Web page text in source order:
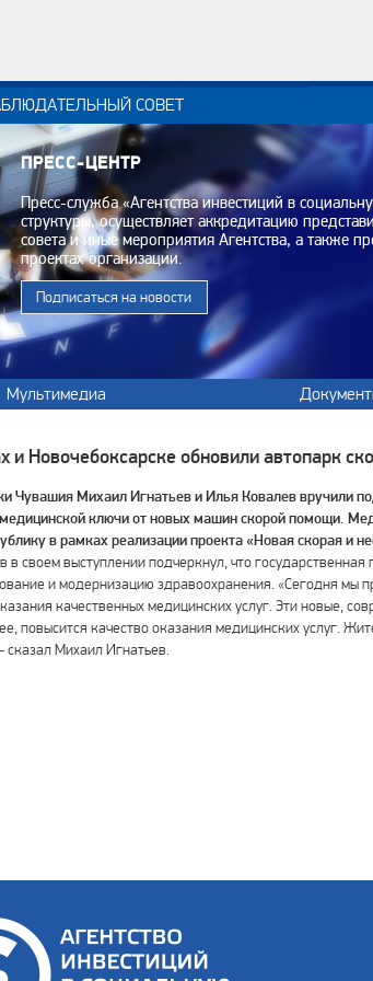
СОВЕТ
ПРЕСС-ЦЕНТР
Пресс-служба «Агентства инвестиций в
структуры, осуществляет аккредитацию
совета и иные мероприятия Агентства, а также
проектах организации.
Подписаться на новости
Мультимедиа
и Новочебоксарске обновили автопарк
Чувашия Михаил Игнатьев и Илья Ковалев вручили
ключи от новых машин скорой помощи.
в рамках реализации проекта «Новая скорая и
в своем выступлении подчеркнул, что государственная
и модернизацию здравоохранения. «Сегодня мы
качественных медицинских услуг. Эти новые,
повысится качество оказания медицинских услуг.
Михаил Игнатьев.